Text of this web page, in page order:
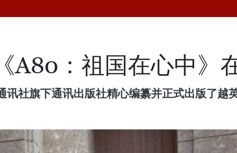
A80：祖国在心中》
讯社旗下通讯出版社精心编纂并正式出版了越